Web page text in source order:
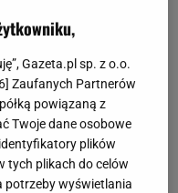
(2:0) zagrał tylko
minut, obaj nie kryli
fety na murawie,
Barcelony. Zabawa
bo już w środę
.
Gazeta.pl sp. z o.o.
] Zaufanych Partnerów
powiązaną z
Twoje dane osobowe
plików
tych plikach do celów
potrzeby wyświetlania